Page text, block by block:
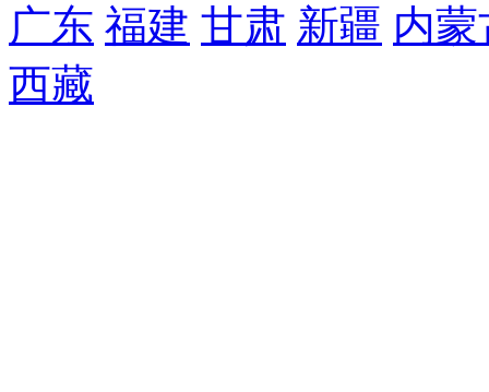
广东 福建 甘肃 新疆 内蒙
西藏